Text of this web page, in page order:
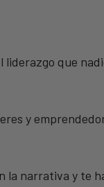
liderazgo que
y
la narrativa y te